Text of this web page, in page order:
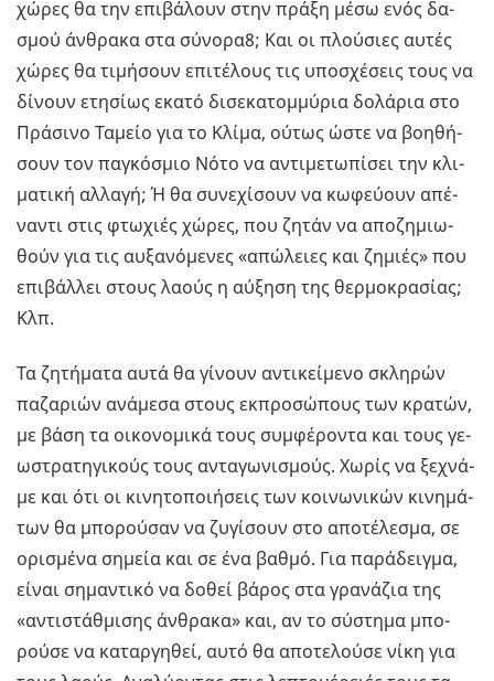
χώρες θα την επι­βά­λουν στην πράξη μέσω ενός δα­
σμού άν­θρα­κα στα σύ­νο­ρα8; Και οι πλού­σιες αυτές
χώρες θα τι­μή­σουν επι­τέ­λους τις υπο­σχέ­σεις τους να
δί­νουν ετη­σί­ως εκατό δι­σε­κα­τομ­μύ­ρια δο­λά­ρια στο
Πρά­σι­νο Τα­μείο για το Κλίμα, ούτως ώστε να βοη­θή­
σουν τον πα­γκό­σμιο Νότο να αντι­με­τω­πί­σει την κλι­
μα­τι­κή αλ­λα­γή; Ή θα συ­νε­χί­σουν να κω­φεύ­ουν απέ­
να­ντι στις φτω­χιές χώρες, που ζητάν να απο­ζη­μιω­
θούν για τις αυ­ξα­νό­με­νες «απώ­λειες και ζη­μιές» που
επι­βάλ­λει στους λαούς η αύ­ξη­ση της θερ­μο­κρα­σί­ας;
Κλπ.
Τα ζη­τή­μα­τα αυτά θα γί­νουν αντι­κεί­με­νο σκλη­ρών
πα­ζα­ριών ανά­με­σα στους εκ­προ­σώ­πους των κρα­τών,
με βάση τα οι­κο­νο­μι­κά τους συμ­φέ­ρο­ντα και τους γε­
ω­στρα­τη­γι­κούς τους αντα­γω­νι­σμούς. Χωρίς να ξε­χνά­
με και ότι οι κι­νη­το­ποι­ή­σεις των κοι­νω­νι­κών κι­νη­μά­
των θα μπο­ρού­σαν να ζυ­γί­σουν στο απο­τέ­λε­σμα, σε
ορι­σμέ­να ση­μεία και σε ένα βαθμό. Για πα­ρά­δειγ­μα,
είναι ση­μα­ντι­κό να δοθεί βάρος στα γρα­νά­ζια της
«αντι­στάθ­μι­σης άν­θρα­κα» και, αν το σύ­στη­μα μπο­
ρού­σε να κα­ταρ­γη­θεί, αυτό θα απο­τε­λού­σε νίκη για